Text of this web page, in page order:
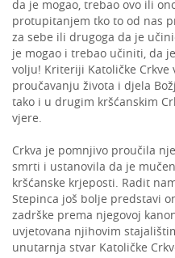
da je mogao, trebao ovo ili
protupitanjem tko to od nas
za sebe ili drugoga da je
je mogao i trebao učiniti, da
volju! Kriteriji Katoličke
proučavanju života i djela
tako i u drugim kršćanskim
vjere.
Crkva je pomnjivo proučila
smrti i ustanovila da je
kršćanske krjeposti. Radit
Stepinca još bolje predstavi
zadrške prema njegovoj
uvjetovana njihovim
unutarnja stvar Katoličke